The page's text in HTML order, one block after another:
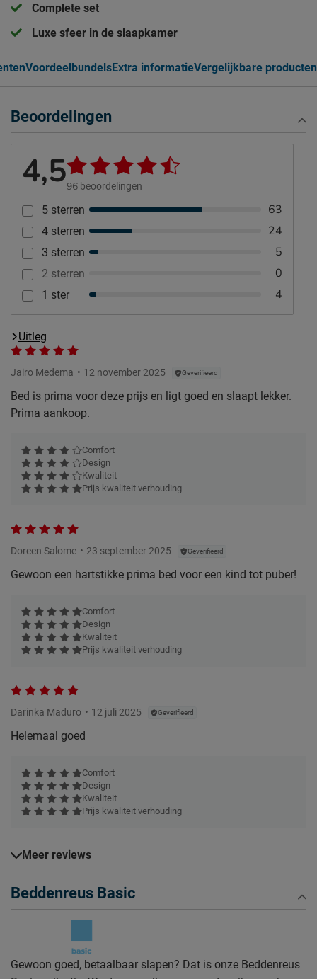
Complete set
Luxe sfeer in de slaapkamer
VoordeelbundelsExtra informatieVergelijkbare producten
Beoordelingen
4,596 beoordelingen
5 sterren 63
4 sterren 24
3 sterren 5
2 sterren 0
1 ster 4
Uitleg
Jairo Medema 12 november 2025 Geverifieerd
Bed is prima voor deze prijs en ligt goed en slaapt lekker.
Prima aankoop.
Comfort
Design
Kwaliteit
Prijs kwaliteit verhouding
Doreen Salome 23 september 2025 Geverifieerd
Gewoon een hartstikke prima bed voor een kind tot puber!
Comfort
Design
Kwaliteit
Prijs kwaliteit verhouding
Darinka Maduro 12 juli 2025 Geverifieerd
Helemaal goed
Comfort
Design
Kwaliteit
Prijs kwaliteit verhouding
Meer reviews
Beddenreus Basic
Gewoon goed, betaalbaar slapen? Dat is onze Beddenreus